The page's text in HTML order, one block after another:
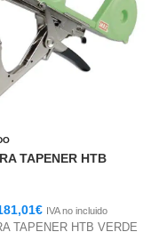
TAPENER HTB
€ IVA no incluido
TAPENER HTB VERDE